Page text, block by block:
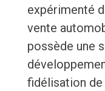
expérimenté
vente
possède une
fidélisation